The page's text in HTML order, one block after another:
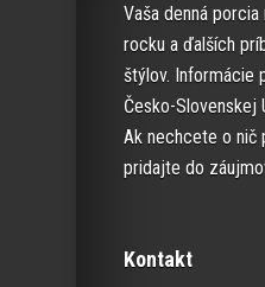
Vaša denná porcia
rocku a ďalších
štýlov. Informácie
Česko-Slovenskej
Ak nechcete o nič
pridajte do
Kontakt